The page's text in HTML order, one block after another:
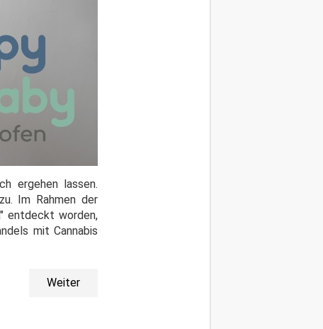
ergehen lassen.
Im Rahmen der
entdeckt worden,
mit Cannabis
Weiter